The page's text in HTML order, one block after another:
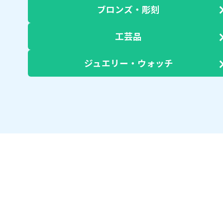
ブロンズ・彫刻
工芸品
ジュエリー・ウォッチ